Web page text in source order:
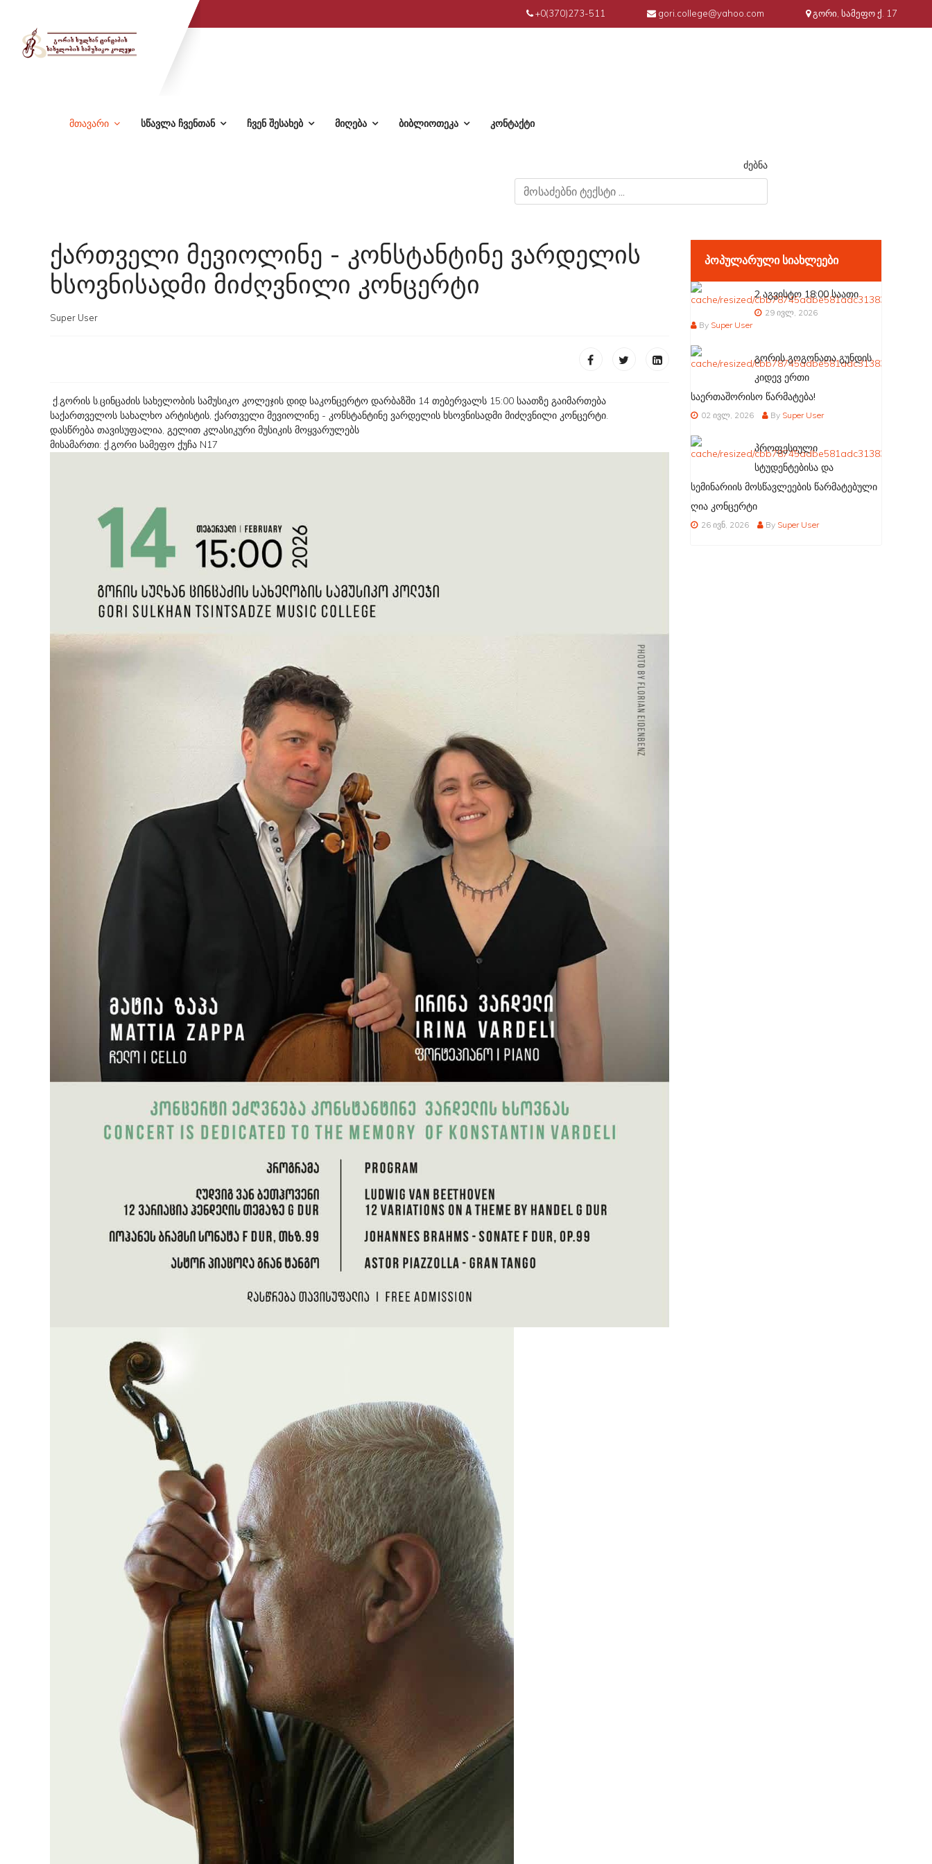
+0(370)273-511 gori.college@yahoo.com გორი, სამეფო ქ. 17
მთავარი სწავლა ჩვენთან ჩვენ შესახებ მიღება ბიბლიოთეკა კონტაქტი
ძებნა
ქართველი მევიოლინე - კონსტანტინე ვარდელის
ხსოვნისადმი მიძღვნილი კონცერტი
Super User
ქ.გორის ს.ცინცაძის სახელობის სამუსიკო კოლეჯის დიდ საკონცერტო დარბაზში 14 თებერვალს 15:00 საათზე გაიმართება
საქართველოს სახალხო არტისტის, ქართველი მევიოლინე - კონსტანტინე ვარდელის ხსოვნისადმი მიძღვნილი კონცერტი.
დასწრება თავისუფალია, გელით კლასიკური მუსიკის მოყვარულებს
მისამართი: ქ.გორი სამეფო ქუჩა N17
ᲞᲝᲞᲣᲚᲐᲠᲣᲚᲘ ᲡᲘᲐᲮᲚᲔᲔᲑᲘ
2 აგვისტო 18:00 საათი
29 ივლ, 2026
By Super User
გორის გოგონათა გუნდის
კიდევ ერთი
საერთაშორისო წარმატება!
02 ივლ, 2026 By Super User
პროფესიული
სტუდენტებისა და
სემინარიის მოსწავლეების წარმატებული
ღია კონცერტი
26 ივნ, 2026 By Super User